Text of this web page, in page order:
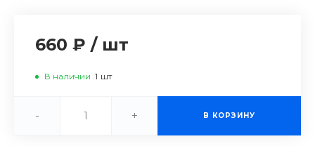
660 ₽ / шт
В наличии 1 шт
- + В КОРЗИНУ